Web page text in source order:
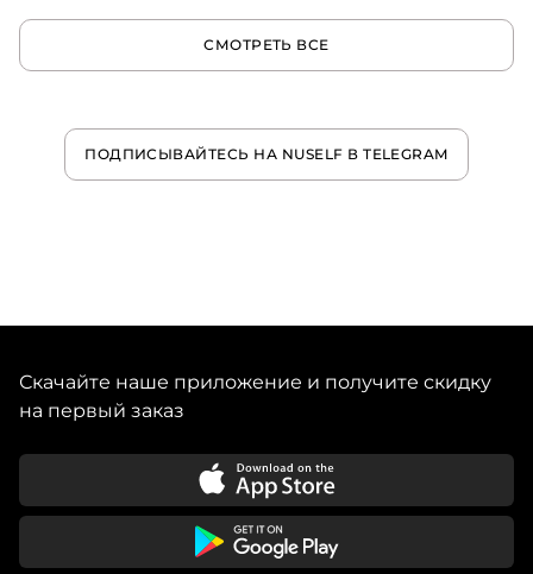
СМОТРЕТЬ ВСЕ
ПОДПИСЫВАЙТЕСЬ НА NUSELF В TELEGRAM
Скачайте наше приложение и получите скидку
на первый заказ